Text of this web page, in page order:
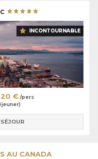
INCONTOURNABLE
€/pers
AU CANADA